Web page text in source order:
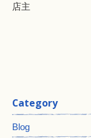
店主
Category
Blog